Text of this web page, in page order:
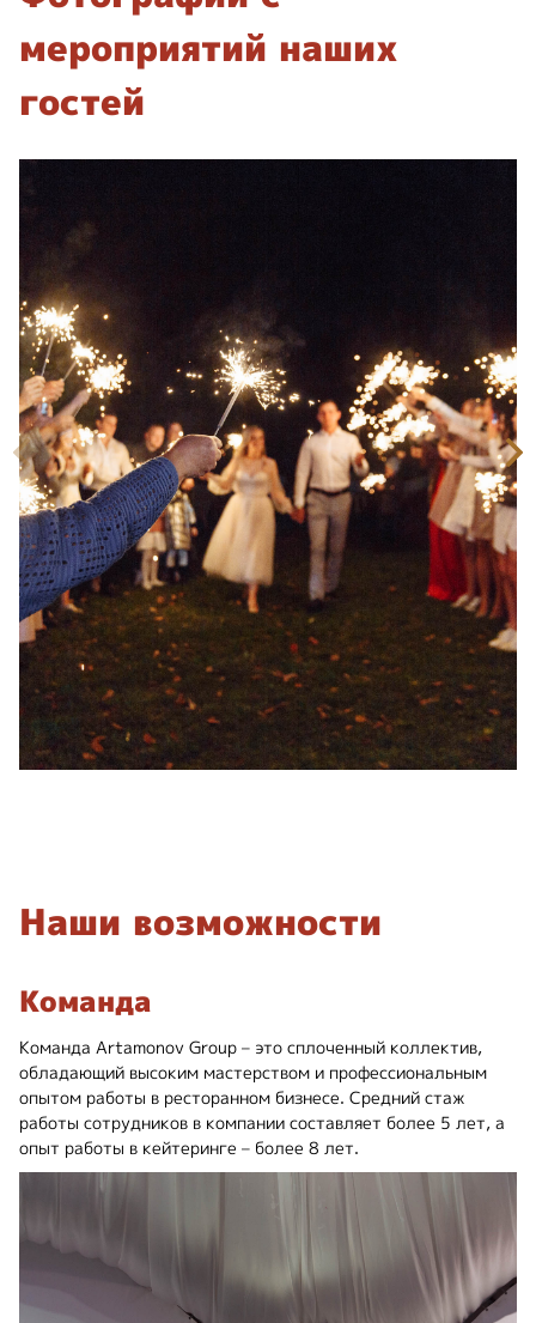
мероприятий наших
гостей
Наши возможности
Команда
Команда Artamonov Group – это сплоченный коллектив,
обладающий высоким мастерством и профессиональным
опытом работы в ресторанном бизнесе. Средний стаж
работы сотрудников в компании составляет более 5 лет, а
опыт работы в кейтеринге – более 8 лет.